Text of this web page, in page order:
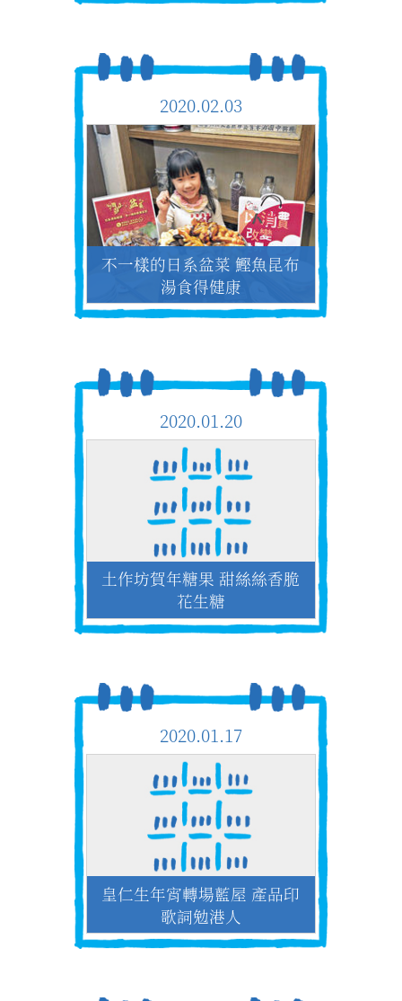
2020.02.03
不一樣的日系盆菜 鰹魚昆布
湯食得健康
2020.01.20
土作坊賀年糖果 甜絲絲香脆
花生糖
2020.01.17
皇仁生年宵轉場藍屋 產品印
歌詞勉港人